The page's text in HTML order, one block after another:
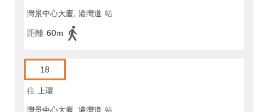
灣景中心大廈, 港灣道 站
距離 60m
18
往 上環
灣景中心大廈, 港灣道 站